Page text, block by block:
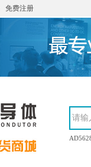
免费注册